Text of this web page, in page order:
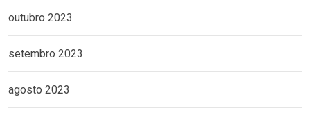
outubro 2023
setembro 2023
agosto 2023